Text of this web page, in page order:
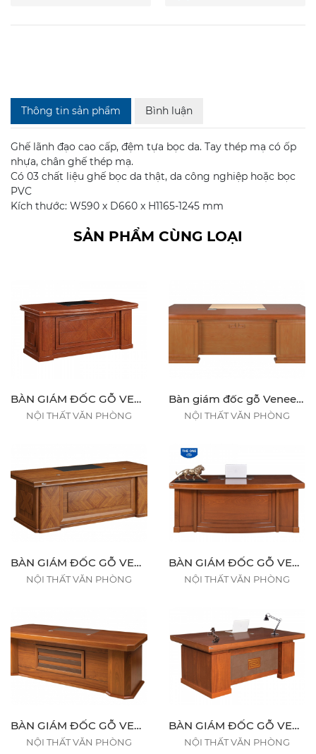
Thông tin sản phẩm Bình luận
Ghế lãnh đạo cao cấp, đệm tựa bọc da. Tay thép mạ có ốp
nhựa, chân ghế thép mạ.
Có 03 chất liệu ghế bọc da thật, da công nghiệp hoặc bọc
PVC
Kích thước: W590 x D660 x H1165-1245 mm
SẢN PHẨM CÙNG LOẠI
BÀN GIÁM ĐỐC GỖ VENEER DT1890V4 / DT1890VM4
NỘI THẤT VĂN PHÒNG
Bàn giám đốc gỗ Veneer DT2411V6 / DT2411VM6
NỘI THẤT VĂN PHÒNG
BÀN GIÁM ĐỐC GỖ VENEER DT2411V5 / DT2411VM5 / DT2010V5 / DT2010VM5
NỘI THẤT VĂN PHÒNG
BÀN GIÁM ĐỐC GỖ VENEER DT2411V12 / DT2411VM12 / DT2010V12 / DT2010VM12 / DT1890V12 / DT1890VM12
NỘI THẤT VĂN PHÒNG
BÀN GIÁM ĐỐC GỖ VENEER DT2411V15 / DT2411VM15 / DT2010V15 / DT2010VM15 / DT1890V15 / DT1890VM15
NỘI THẤT VĂN PHÒNG
BÀN GIÁM ĐỐC GỖ VENEER DT2411V16 / DT2411VM16 / DT2010V16 / DT2010VM16 / DT1890V16 / DT1890VM16
NỘI THẤT VĂN PHÒNG